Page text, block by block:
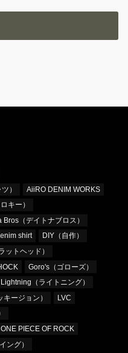
）
AiiRO DENIM WORKS
キー）
Bros（デイトナブロス）
shirt
DIY（自作）
ットヘッド）
Goro's（ゴローズ）
Lightning（ライトニング）
ージョン）
LVC
ONE PIECE OF ROCK
ング）